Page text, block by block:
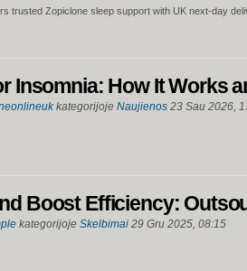
trusted Zopiclone sleep support with UK next-day
Insomnia: How It Works
kategorijoje Naujienos 23 Sau 2026,
Boost Efficiency:
kategorijoje Skelbimai 29 Gru 2025, 08:15